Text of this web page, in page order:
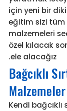
için yeni bir
eğitim sizi tüm
malzemeleri
özel kılacak
ele alacağız.
Bağcıklı
Malzemeler
Kendi